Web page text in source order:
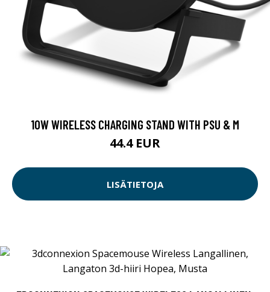
10W WIRELESS CHARGING STAND WITH PSU & M
44.4 EUR
LISÄTIETOJA